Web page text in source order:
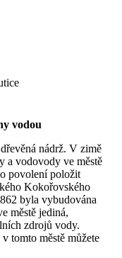
vodou
nádrž. V zimě
a vodovody ve městě
povolení položit
Kokořovského
byla vybudována
městě jediná,
zdrojů vody.
tomto městě můžete